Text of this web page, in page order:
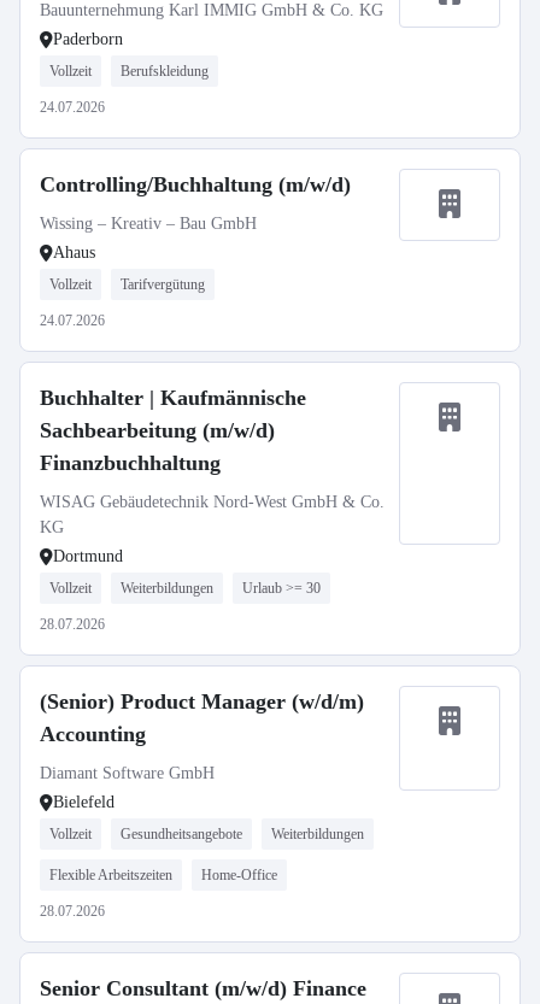
Bauunternehmung Karl IMMIG GmbH & Co. KG
Paderborn
Vollzeit Berufskleidung
24.07.2026
Controlling/Buchhaltung (m/w/d)
Wissing – Kreativ – Bau GmbH
Ahaus
Vollzeit Tarifvergütung
24.07.2026
Buchhalter | Kaufmännische
Sachbearbeitung (m/w/d)
Finanzbuchhaltung
WISAG Gebäudetechnik Nord-West GmbH & Co.
KG
Dortmund
Vollzeit Weiterbildungen Urlaub >= 30
28.07.2026
(Senior) Product Manager (w/d/m)
Accounting
Diamant Software GmbH
Bielefeld
Vollzeit Gesundheitsangebote Weiterbildungen
Flexible Arbeitszeiten Home-Office
28.07.2026
Senior Consultant (m/w/d) Finance